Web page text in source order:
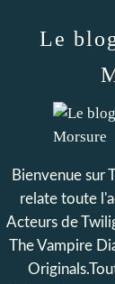
Le
Bienvenue sur
relate toute
Acteurs de
The Vampire